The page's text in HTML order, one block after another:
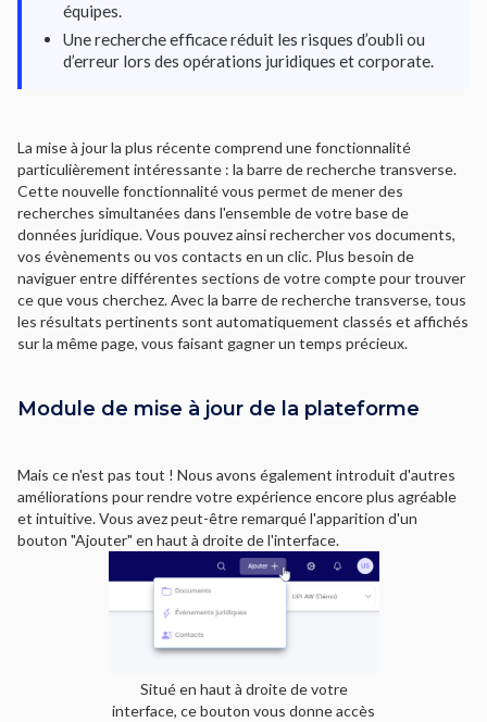
équipes.
Une recherche efficace réduit les risques d’oubli ou
d’erreur lors des opérations juridiques et corporate.
La mise à jour la plus récente comprend une fonctionnalité
particulièrement intéressante : la barre de recherche transverse.
Cette nouvelle fonctionnalité vous permet de mener des
recherches simultanées dans l'ensemble de votre base de
données juridique. Vous pouvez ainsi rechercher vos documents,
vos évènements ou vos contacts en un clic. Plus besoin de
naviguer entre différentes sections de votre compte pour trouver
ce que vous cherchez. Avec la barre de recherche transverse, tous
les résultats pertinents sont automatiquement classés et affichés
sur la même page, vous faisant gagner un temps précieux.
Module de mise à jour de la plateforme
Mais ce n'est pas tout ! Nous avons également introduit d'autres
améliorations pour rendre votre expérience encore plus agréable
et intuitive. Vous avez peut-être remarqué l'apparition d'un
bouton "Ajouter" en haut à droite de l'interface.
Situé en haut à droite de votre
interface, ce bouton vous donne accès